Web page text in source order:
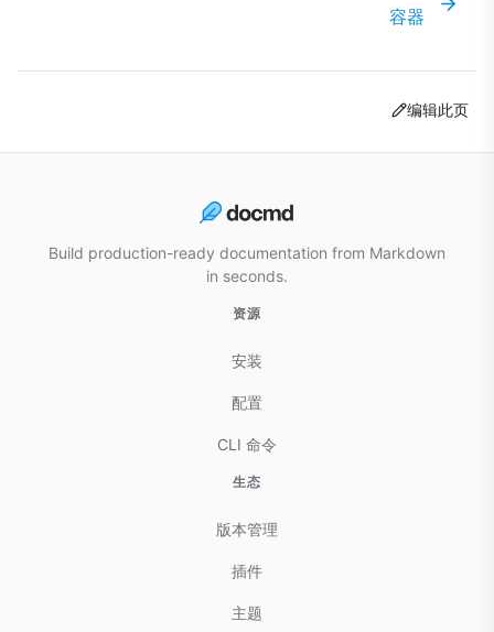
容器
编辑此页
Build production-ready documentation from Markdown
in seconds.
资源
安装
配置
CLI 命令
生态
版本管理
插件
主题